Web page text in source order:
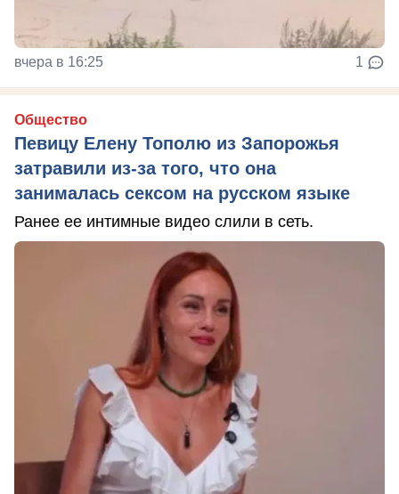
вчера в 16:25 1
Общество
Певицу Елену Тополю из Запорожья
затравили из-за того, что она
занималась сексом на русском языке
Ранее ее интимные видео слили в сеть.